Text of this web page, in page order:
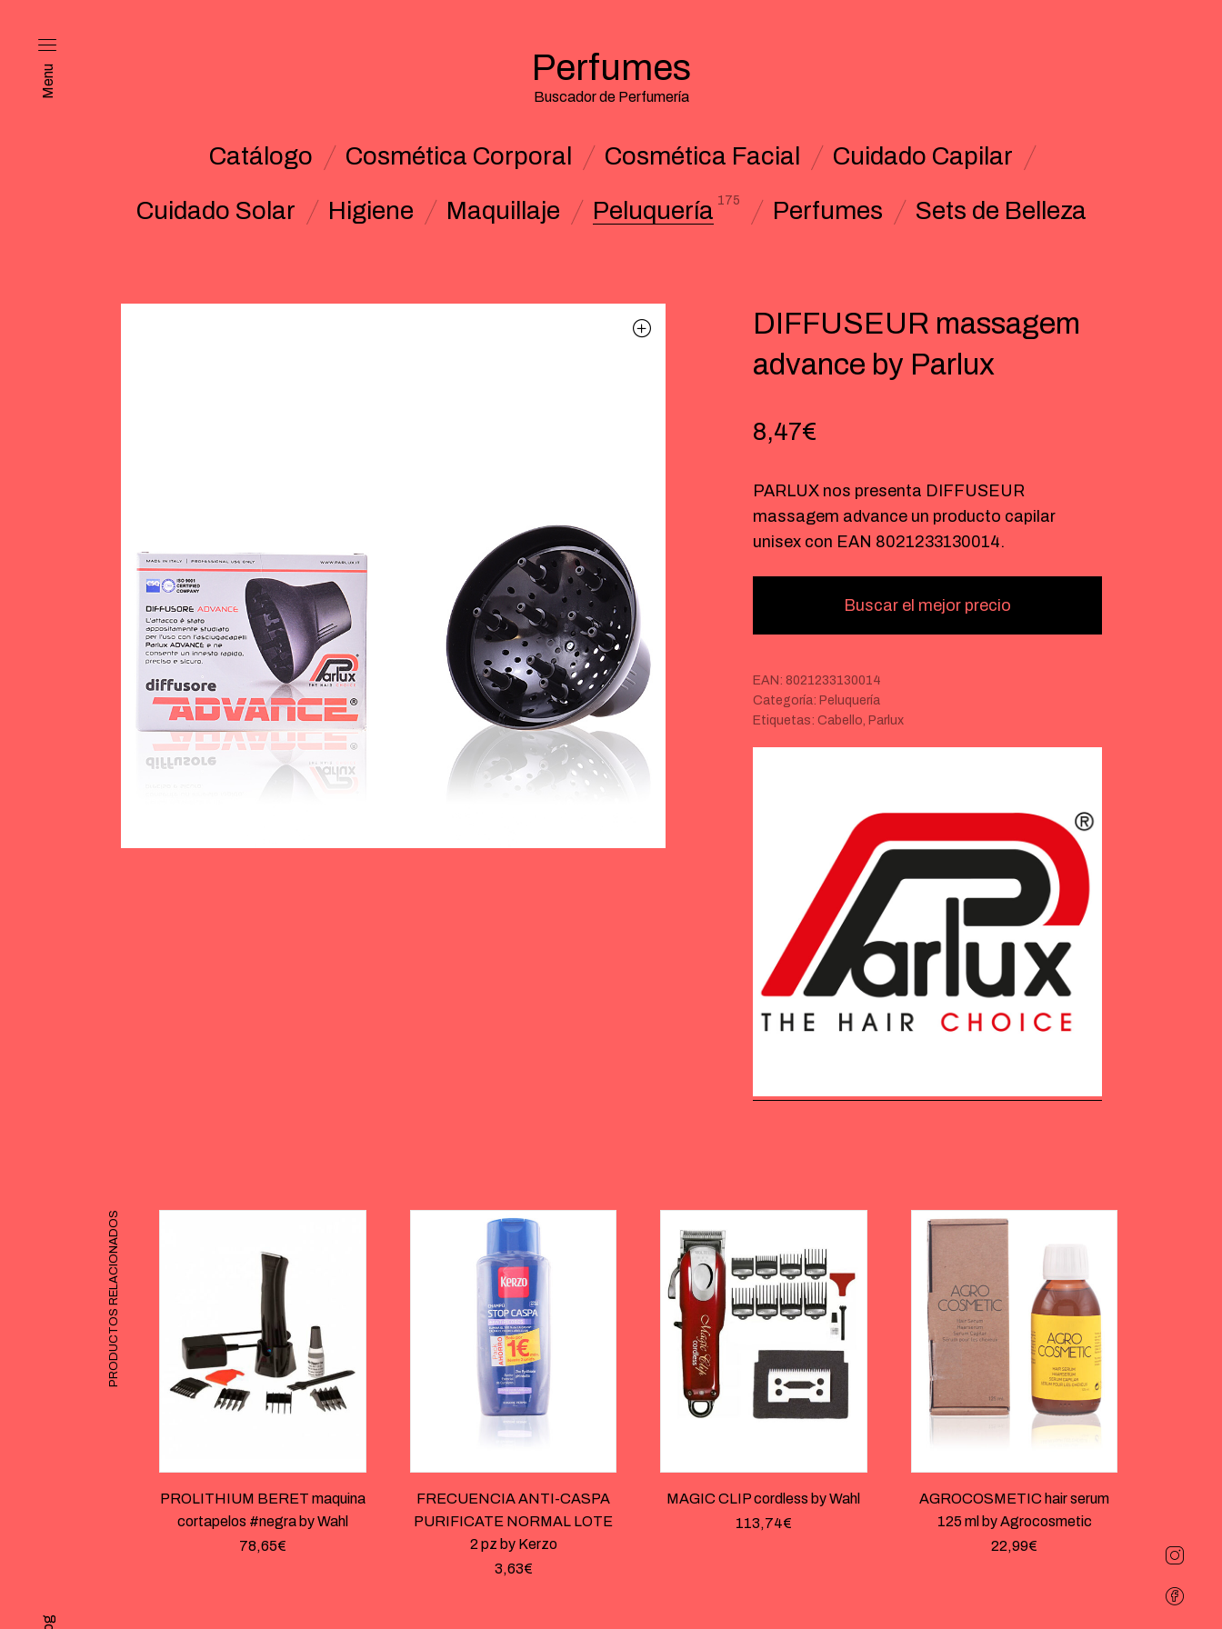
Menu Perfumes
Buscador de Perfumería
Catálogo Cosmética Corporal Cosmética Facial
Cuidado Capilar
Cuidado Solar
Higiene Maquillaje Peluquería 175 Perfumes Sets de Belleza
DIFFUSEUR massagem
advance by Parlux
8,47€
PARLUX nos presenta DIFFUSEUR
massagem advance un producto capilar
unisex con EAN 8021233130014.
Buscar el mejor precio
EAN: 8021233130014
Categoría: Peluquería
Etiquetas: Cabello, Parlux
PRODUCTOS RELACIONADOS
PROLITHIUM BERET maquina
cortapelos #negra by Wahl
78,65€
FRECUENCIA ANTI-CASPA
PURIFICATE NORMAL LOTE
2 pz by Kerzo
3,63€
MAGIC CLIP cordless by Wahl
113,74€
AGROCOSMETIC hair serum
125 ml by Agrocosmetic
22,99€